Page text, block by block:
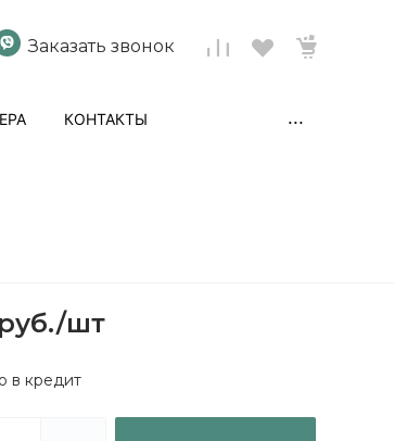
Заказать звонок
КОНТАКТЫ ...
/шт
в кредит